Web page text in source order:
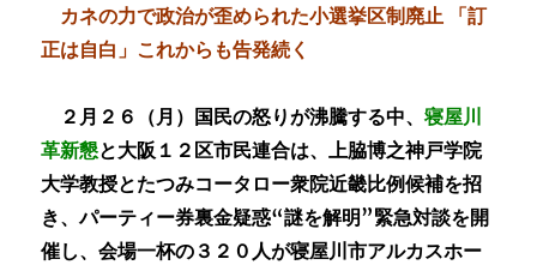
カネの力で政治が歪められた小選挙区制廃止 「訂
正は自白」これからも告発続く
２月２６（月）国民の怒りが沸騰する中、寝屋川
革新懇と大阪１２区市民連合は、上脇博之神戸学院
大学教授とたつみコータロー衆院近畿比例候補を招
き、パーティー券裏金疑惑“謎を解明”緊急対談を開
催し、会場一杯の３２０人が寝屋川市アルカスホー